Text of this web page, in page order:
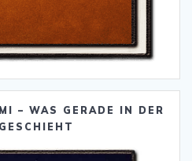
– WAS GERADE IN DER